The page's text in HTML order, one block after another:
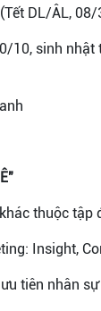
DL/ÂL,
10, sinh nhật
thuộc tập
Insight,
tiên nhân